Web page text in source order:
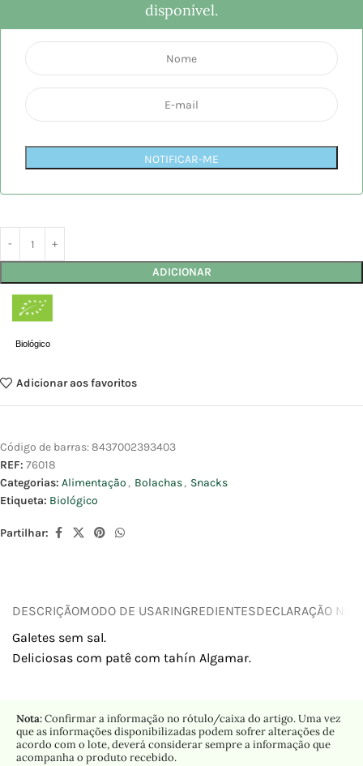
disponível.
NOTIFICAR-ME
ADICIONAR
Biológico
Adicionar aos favoritos
Código de barras:8437002393403
REF: 76018
Categorias: Alimentação , Bolachas, Snacks
Etiqueta: Biológico
Partilhar:
DESCRIÇÃOMODO DE USARINGREDIENTESDECLARAÇÃO
Galetes sem sal.
Deliciosas com patê com tahín Algamar.
Nota:Confirmar a informação no rótulo/caixa do artigo. Uma vez
que as informações disponibilizadas podem sofrer alterações de
acordo com o lote, deverá considerar sempre a informação que
acompanha o produto recebido.